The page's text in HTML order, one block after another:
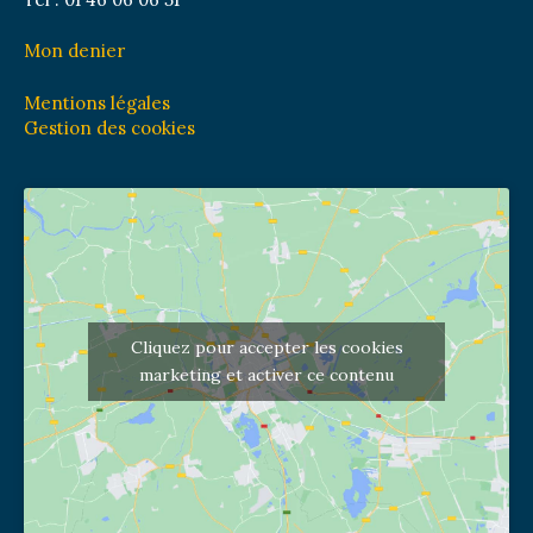
Mon denier
Mentions légales
Gestion des cookies
Cliquez pour accepter les cookies
marketing et activer ce contenu